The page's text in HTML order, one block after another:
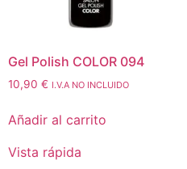
Gel Polish COLOR 094
10,90 € I.V.A NO INCLUIDO
Añadir al carrito
Vista rápida